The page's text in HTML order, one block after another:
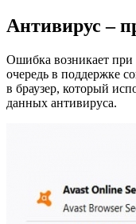
Антивирус –
Ошибка возникает при
очередь в поддержке
в браузер, который
данных антивируса.